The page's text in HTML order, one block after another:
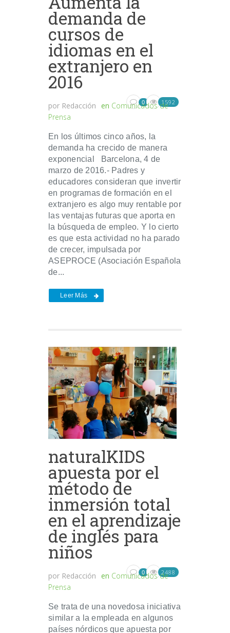
demanda de
cursos de
idiomas en el
extranjero en
2016
por Redacción en Comunicados de
Prensa
0 1592
En los últimos cinco años, la
demanda ha crecido de manera
exponencial Barcelona, 4 de
marzo de 2016.- Padres y
educadores consideran que invertir
en programas de formación en el
extranjero es algo muy rentable por
las ventajas futuras que aporta en
la búsqueda de empleo. Y lo cierto
es que esta actividad no ha parado
de crecer, impulsada por
ASEPROCE (Asociación Española
de...
Leer Más
naturalKIDS
apuesta por el
método de
inmersión total
en el aprendizaje
de inglés para
niños
por Redacción en Comunicados de
Prensa
0 2488
Se trata de una novedosa iniciativa
similar a la empleada en algunos
países nórdicos que apuesta por